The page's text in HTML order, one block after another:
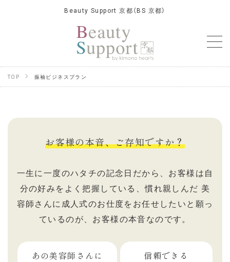
Beauty Support 京都（BS 京都）
TOP 振袖ビジネスプラン
お客様の本音、ご存知ですか？
一生に一度のハタチの記念日だから、お客様は自
分の好みをよく把握している、慣れ親しんだ 美
容師さんに成人式のお仕度をお任せしたいと願っ
ているのが、お客様の本音なのです。
あの美容師さんに
信頼できる